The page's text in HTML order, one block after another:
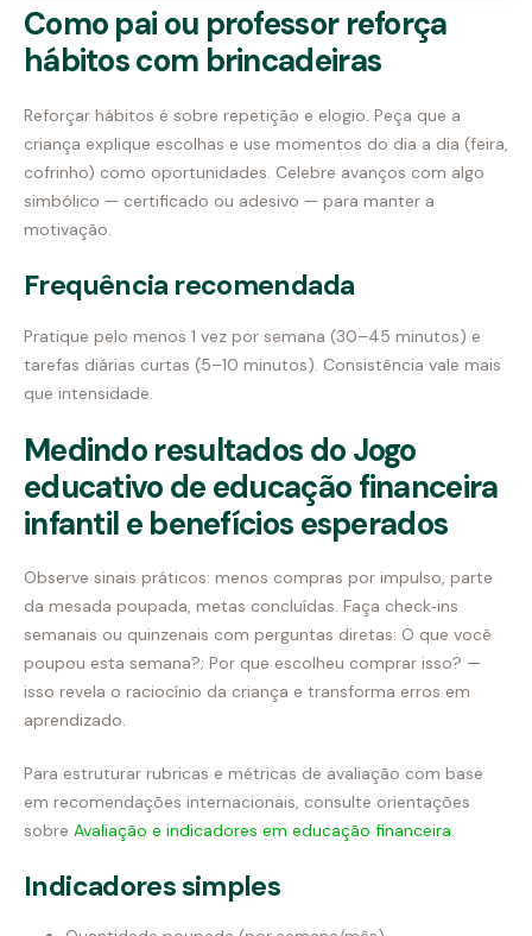
Como pai ou professor reforça
hábitos com brincadeiras
Reforçar hábitos é sobre repetição e elogio. Peça que a
criança explique escolhas e use momentos do dia a dia (feira,
cofrinho) como oportunidades. Celebre avanços com algo
simbólico — certificado ou adesivo — para manter a
motivação.
Frequência recomendada
Pratique pelo menos 1 vez por semana (30–45 minutos) e
tarefas diárias curtas (5–10 minutos). Consistência vale mais
que intensidade.
Medindo resultados do Jogo
educativo de educação financeira
infantil e benefícios esperados
Observe sinais práticos: menos compras por impulso, parte
da mesada poupada, metas concluídas. Faça check‑ins
semanais ou quinzenais com perguntas diretas: O que você
poupou esta semana?; Por que escolheu comprar isso? —
isso revela o raciocínio da criança e transforma erros em
aprendizado.
Para estruturar rubricas e métricas de avaliação com base
em recomendações internacionais, consulte orientações
sobre Avaliação e indicadores em educação financeira.
Indicadores simples